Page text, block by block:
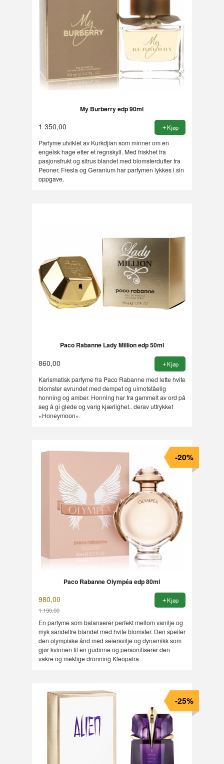
My Burberry edp 90ml
1 350,00 Kjøp
Parfyme utviklet av Kurkdjian som minner om en
engelsk hage etter et regnskyll. Med friskhet fra
pasjonsfrukt og sitrus blandet med blomsterdufter fra
Peoner, Fresia og Geranium har parfymen lykkes i sin
oppgave.
Paco Rabanne Lady Million edp 50ml
860,00 Kjøp
Karismatisk parfyme fra Paco Rabanne med lette hvite
blomster avrundet med dempet og uimotståelig
honning og amber. Honning har fra gammelt av ord på
seg å gi glede og varig kjærlighet.. derav uttrykket
«Honeymoon».
Paco Rabanne Olympéa edp 80ml
980,00
1 190,00
Rabatt
-20%
Kjøp
En parfyme som balanserer perfekt mellom vanilje og
myk sandeltre blandet med hvite blomster. Den speiler
den olympiske ånd med seiersvilje og dynamikk som
gjør kvinnen til en gudinne og personifiserer den
vakre og mektige dronning Kleopatra.
-25%